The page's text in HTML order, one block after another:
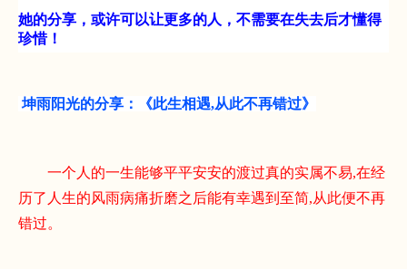
她的分享，或许可以让更多的人，不需要在失去后才懂得
珍惜！
坤雨阳光的分享：《此生相遇,从此不再错过》
一个人的一生能够平平安安的渡过真的实属不易,在经
历了人生的风雨病痛折磨之后能有幸遇到至简,从此便不再
错过。